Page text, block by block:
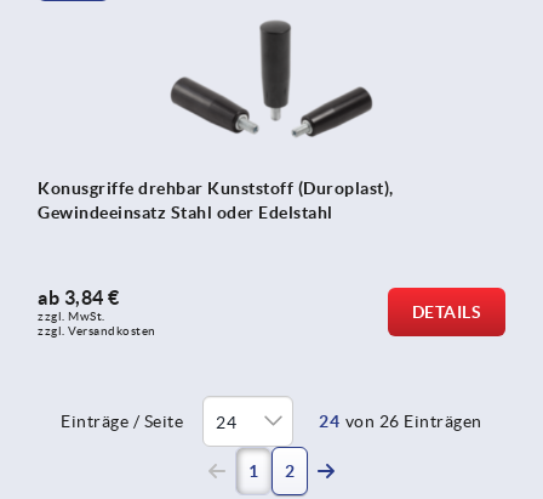
Konusgriffe drehbar Kunststoff (Duroplast),
Gewindeeinsatz Stahl oder Edelstahl
ab 3,84 €
zzgl. MwSt.
zzgl. Versandkosten
DETAILS
Einträge / Seite 24 von 26 Einträgen
1 (current)
2